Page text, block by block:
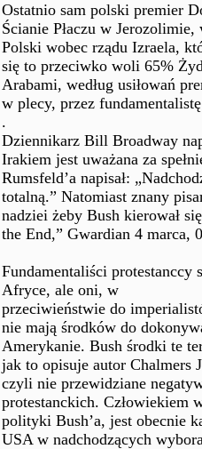
Ostatnio sam polski premier
Ścianie Płaczu w
Polski wobec rządu Izraela,
się to przeciwko woli 65%
Arabami, według usiłowań
w plecy, przez
.
Dziennikarz Bill Broadway
Irakiem jest uważana za
Rumsfeld’a napisał:
totalną.” Natomiast znany
nadziei żeby Bush kierował
the End,” Gwardian 4 marca,
Fundamentaliści
Afryce, ale oni, w
przeciwieństwie do
nie mają środków do
Amerykanie. Bush środki te
jak to opisuje autor Chalmers
czyli nie przewidziane
protestanckich. Człowiekiem
polityki Bush’a, jest obecnie
USA w nadchodzących